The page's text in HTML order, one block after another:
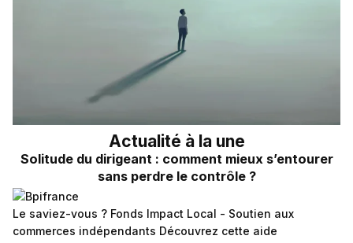
Actualité à la une
Solitude du dirigeant : comment mieux s’entourer
sans perdre le contrôle ?
Le saviez-vous ? Fonds Impact Local - Soutien aux
commerces indépendants Découvrez cette aide